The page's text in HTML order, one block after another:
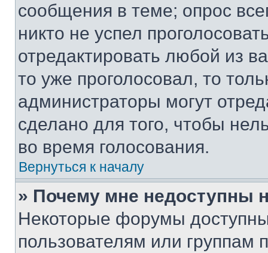
сообщения в теме; опрос
никто не успел
отредактировать любой из
то уже проголосовал, то
администраторы могут
сделано для того, чтобы
во время голосования.
Вернуться к началу
» Почему мне недоступны
Некоторые форумы
пользователям или группам